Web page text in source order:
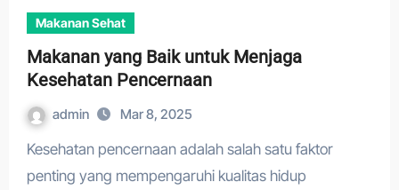
Makanan Sehat
Makanan yang Baik untuk Menjaga
Kesehatan Pencernaan
admin Mar 8, 2025
Kesehatan pencernaan adalah salah satu faktor
penting yang mempengaruhi kualitas hidup